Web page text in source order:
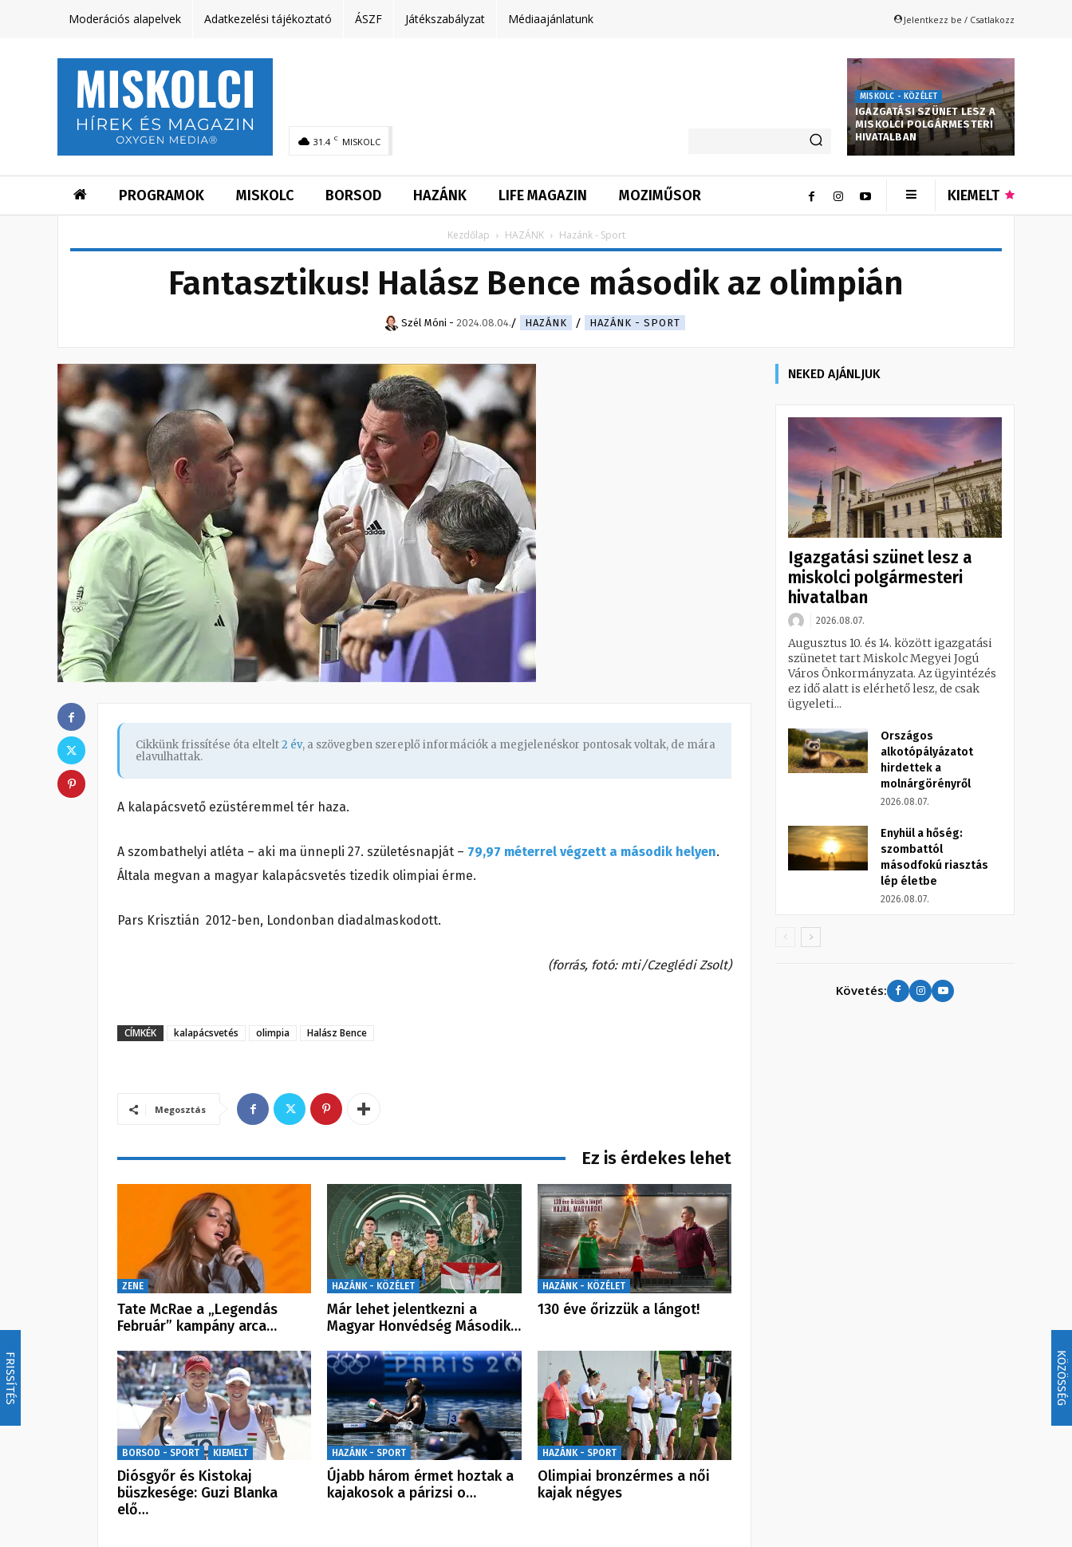
FRISSÍTÉS KÖZÖSSÉG
Moderációs alapelvek Adatkezelési tájékoztató ÁSZF Játékszabályzat Médiaajánlatunk Jelentkezz be / Csatlakozz
31.4 C MISKOLC
MISKOLC - KÖZÉLET
IGAZGATÁSI SZÜNET LESZ A
MISKOLCI POLGÁRMESTERI
HIVATALBAN
PROGRAMOK MISKOLC BORSOD HAZÁNK LIFE MAGAZIN MOZIMŰSOR KIEMELT
Kezdőlap HAZÁNK Hazánk - Sport
Fantasztikus! Halász Bence második az olimpián
Szél Móni - 2024.08.04. HAZÁNK HAZÁNK - SPORT
Cikkünk frissítése óta eltelt2 év, a szövegben szereplő információk a megjelenéskor pontosak voltak, de mára
elavulhattak.
A kalapácsvető ezüstéremmel tér haza.
A szombathelyi atléta – aki ma ünnepli 27. születésnapját – 79,97 méterrel végzett a második helyen.
Általa megvan a magyar kalapácsvetés tizedik olimpiai érme.
Pars Krisztián 2012-ben, Londonban diadalmaskodott.
(forrás, fotó: mti/Czeglédi Zsolt)
CÍMKÉK kalapácsvetés olimpia Halász Bence
Megosztás
Ez is érdekes lehet
ZENE
Tate McRae a „Legendás
Február” kampány arca…
HAZÁNK - KÖZÉLET
Már lehet jelentkezni a
Magyar Honvédség Második…
HAZÁNK - KÖZÉLET
130 éve őrizzük a lángot!
BORSOD - SPORT KIEMELT
Diósgyőr és Kistokaj
büszkesége: Guzi Blanka
elő…
HAZÁNK - SPORT
Újabb három érmet hoztak a
kajakosok a párizsi o…
HAZÁNK - SPORT
Olimpiai bronzérmes a női
kajak négyes
NEKED AJÁNLJUK
Igazgatási szünet lesz a
miskolci polgármesteri
hivatalban
2026.08.07.
Augusztus 10. és 14. között igazgatási
szünetet tart Miskolc Megyei Jogú
Város Önkormányzata. Az ügyintézés
ez idő alatt is elérhető lesz, de csak
ügyeleti...
Országos
alkotópályázatot
hirdettek a
molnárgörényről
2026.08.07.
Enyhül a hőség:
szombattól
másodfokú riasztás
lép életbe
2026.08.07.
Követés: